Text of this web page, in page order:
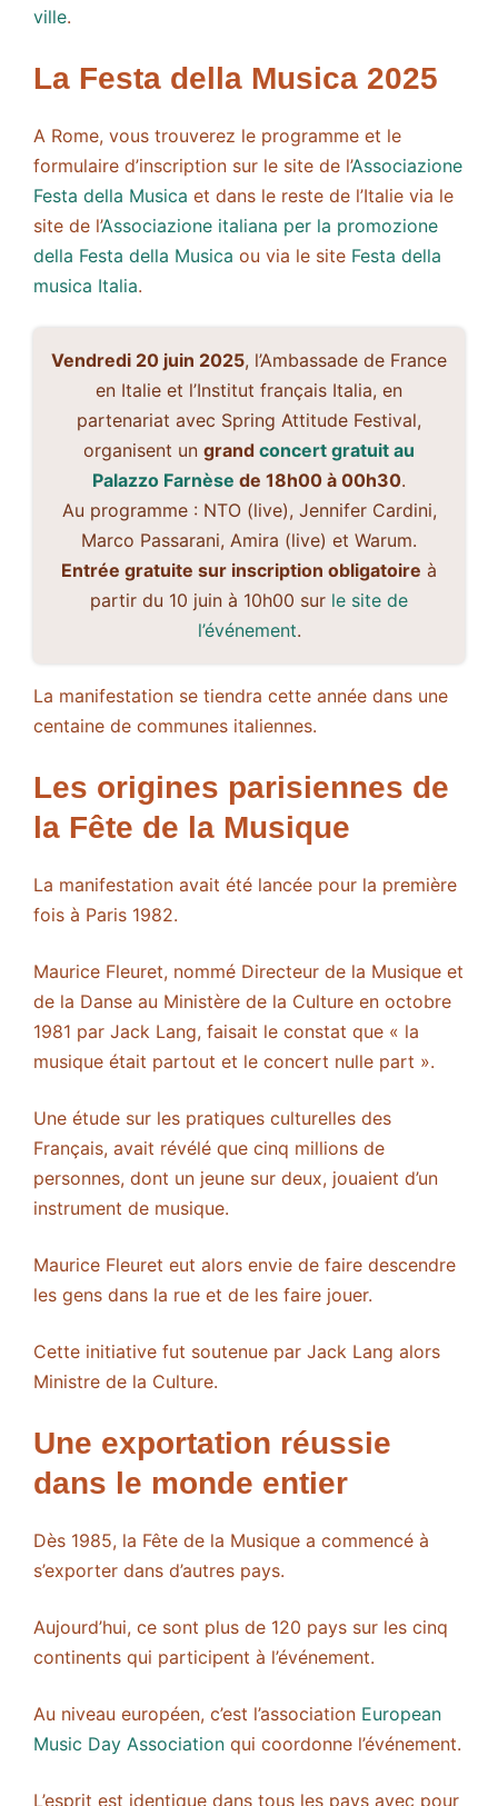
ville.
La Festa della Musica 2025
A Rome, vous trouverez le programme et le
formulaire d’inscription sur le site de l’Associazione
Festa della Musica et dans le reste de l’Italie via le
site de l’Associazione italiana per la promozione
della Festa della Musica ou via le site Festa della
musica Italia.
Vendredi 20 juin 2025, l’Ambassade de France
en Italie et l’Institut français Italia, en
partenariat avec Spring Attitude Festival,
organisent un grand concert gratuit au
Palazzo Farnèse de 18h00 à 00h30.
Au programme : NTO (live), Jennifer Cardini,
Marco Passarani, Amira (live) et Warum.
Entrée gratuite sur inscription obligatoire à
partir du 10 juin à 10h00 sur le site de
l’événement.
La manifestation se tiendra cette année dans une
centaine de communes italiennes.
Les origines parisiennes de
la Fête de la Musique
La manifestation avait été lancée pour la première
fois à Paris 1982.
Maurice Fleuret, nommé Directeur de la Musique et
de la Danse au Ministère de la Culture en octobre
1981 par Jack Lang, faisait le constat que « la
musique était partout et le concert nulle part ».
Une étude sur les pratiques culturelles des
Français, avait révélé que cinq millions de
personnes, dont un jeune sur deux, jouaient d’un
instrument de musique.
Maurice Fleuret eut alors envie de faire descendre
les gens dans la rue et de les faire jouer.
Cette initiative fut soutenue par Jack Lang alors
Ministre de la Culture.
Une exportation réussie
dans le monde entier
Dès 1985, la Fête de la Musique a commencé à
s’exporter dans d’autres pays.
Aujourd’hui, ce sont plus de 120 pays sur les cinq
continents qui participent à l’événement.
Au niveau européen, c’est l’association European
Music Day Association qui coordonne l’événement.
L’esprit est identique dans tous les pays avec pour